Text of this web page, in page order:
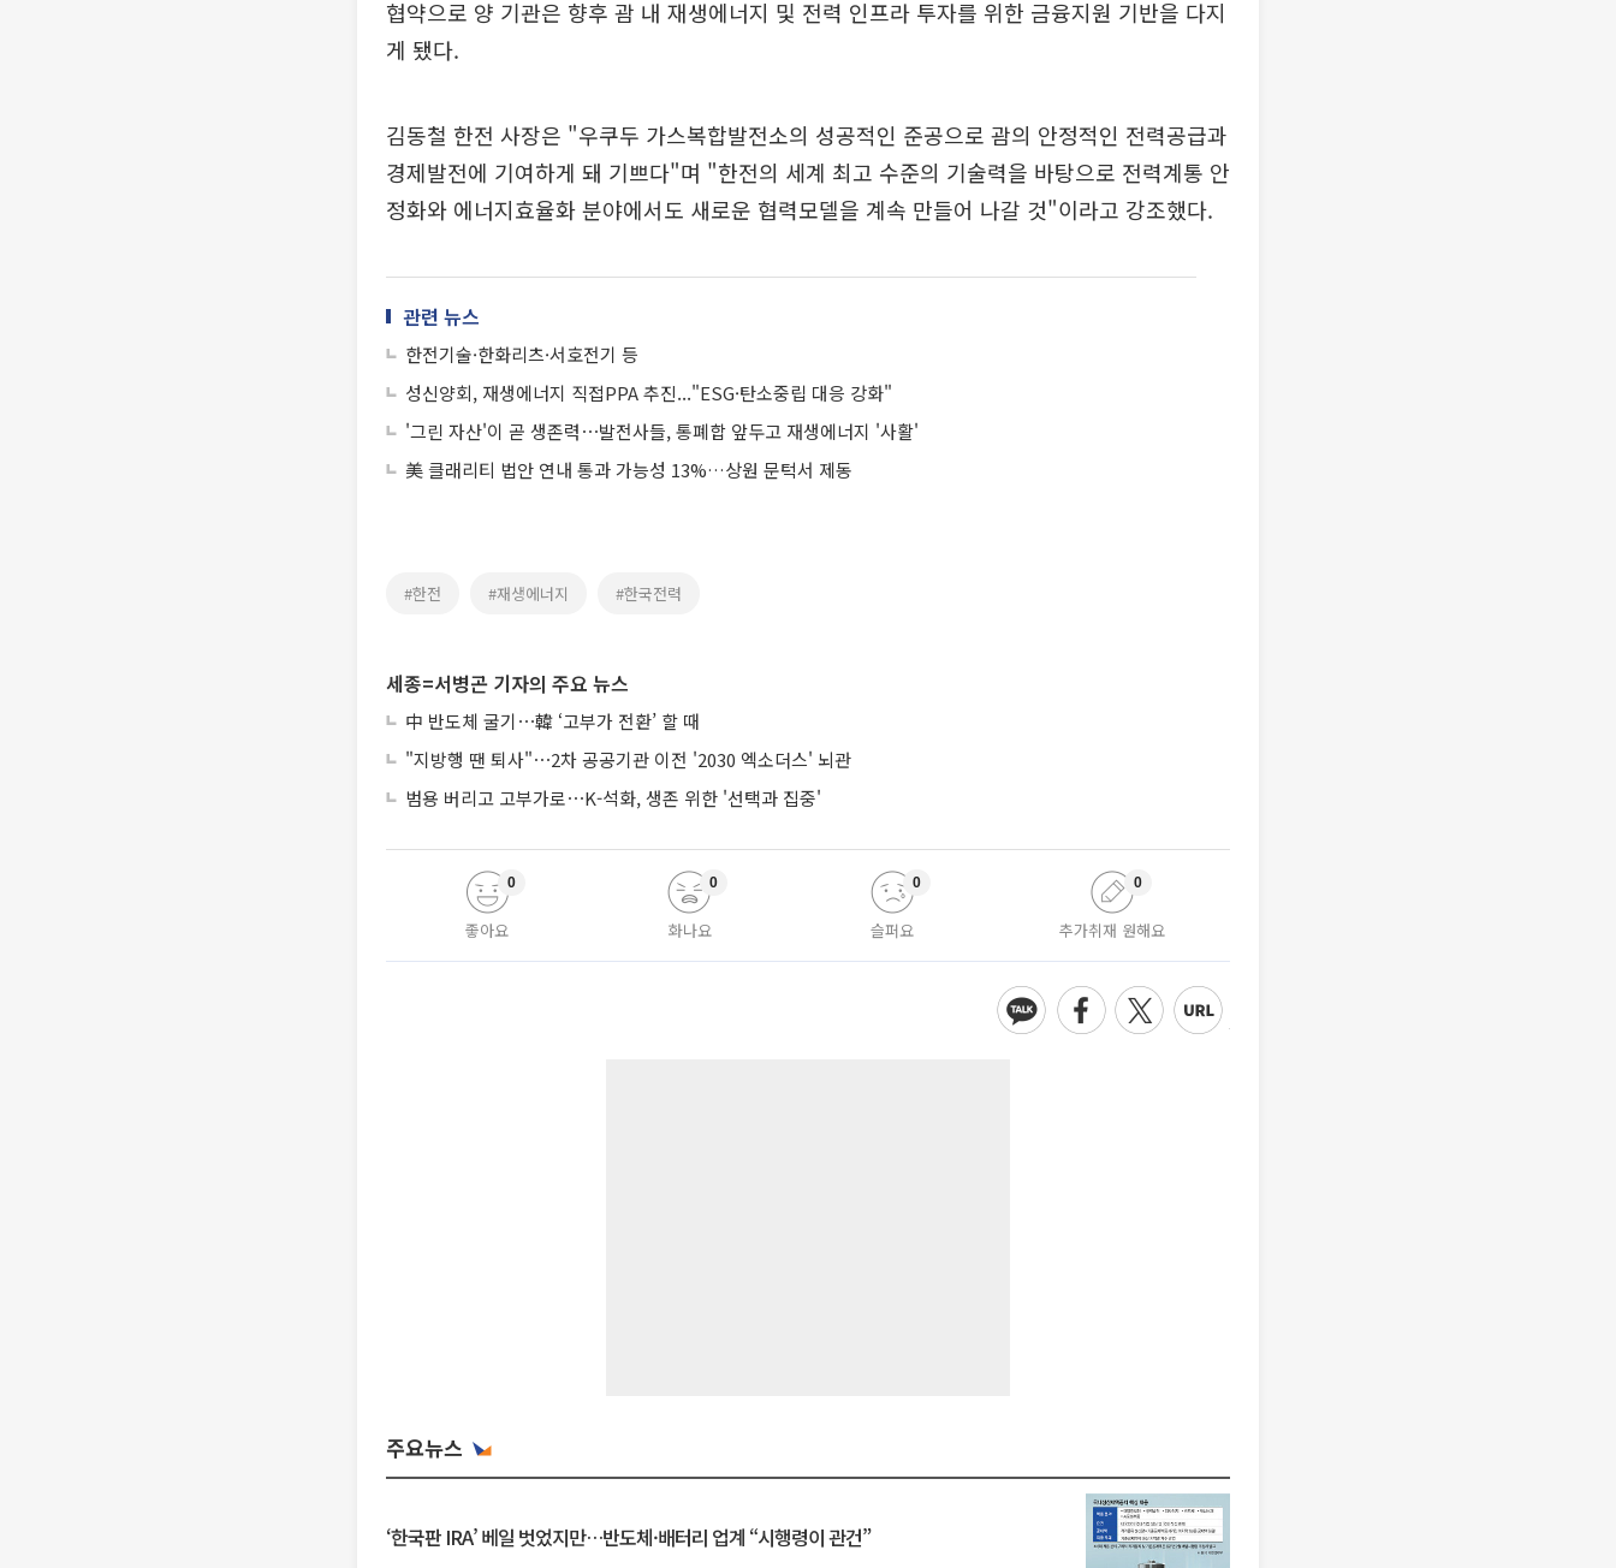
협약으로 양 기관은 향후 괌 내 재생에너지 및 전력 인프라 투자를 위한 금융지원 기반을 다지
게 됐다.
김동철 한전 사장은 "우쿠두 가스복합발전소의 성공적인 준공으로 괌의 안정적인 전력공급과
경제발전에 기여하게 돼 기쁘다"며 "한전의 세계 최고 수준의 기술력을 바탕으로 전력계통 안
정화와 에너지효율화 분야에서도 새로운 협력모델을 계속 만들어 나갈 것"이라고 강조했다.
관련 뉴스
한전기술·한화리츠·서호전기 등
성신양회, 재생에너지 직접PPA 추진..."ESG·탄소중립 대응 강화"
'그린 자산'이 곧 생존력⋯발전사들, 통폐합 앞두고 재생에너지 '사활'
美 클래리티 법안 연내 통과 가능성 13%…상원 문턱서 제동
#한전 #재생에너지 #한국전력
세종=서병곤 기자의 주요 뉴스
中 반도체 굴기⋯韓 ‘고부가 전환’ 할 때
"지방행 땐 퇴사"⋯2차 공공기관 이전 '2030 엑소더스' 뇌관
범용 버리고 고부가로⋯K-석화, 생존 위한 '선택과 집중'
좋아요
0
화나요
0
슬퍼요
0
추가취재 원해요
0
주요뉴스
‘한국판 IRA’ 베일 벗었지만…반도체·배터리 업계 “시행령이 관건”